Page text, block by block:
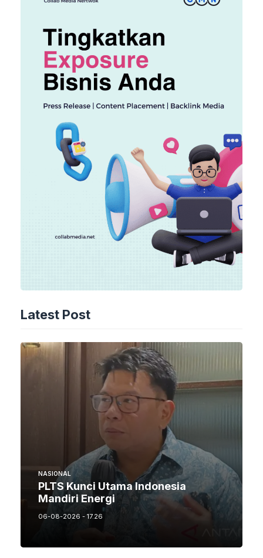
Latest Post
NASIONAL
PLTS Kunci Utama Indonesia
Mandiri Energi
06-08-2026 - 17.26